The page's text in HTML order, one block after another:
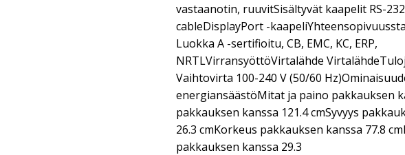
vastaanotin, ruuvitSisältyvät kaapelit RS-
cableDisplayPort -
Luokka A -sertifioitu, CB, EMC, KC, ERP,
NRTLVirransyöttöVirtalähde
Vaihtovirta 100-240 V (50/60
energiansäästöMitat ja paino pakkauksen
pakkauksen kanssa 121.4 cmSyvyys
26.3 cmKorkeus pakkauksen kanssa 77.8
pakkauksen kanssa 29.3